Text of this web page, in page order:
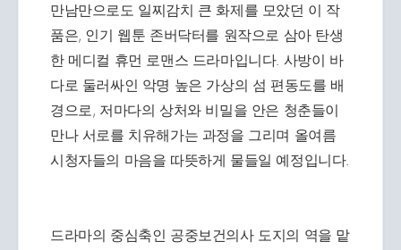
만남만으로도 일찌감치 큰 화제를 모았던 이 작
품은, 인기 웹툰 존버닥터를 원작으로 삼아 탄생
한 메디컬 휴먼 로맨스 드라마입니다. 사방이 바
다로 둘러싸인 악명 높은 가상의 섬 편동도를 배
경으로, 저마다의 상처와 비밀을 안은 청춘들이
만나 서로를 치유해가는 과정을 그리며 올여름
시청자들의 마음을 따뜻하게 물들일 예정입니다.
드라마의 중심축인 공중보건의사 도지의 역을 맡